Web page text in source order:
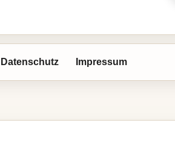
Datenschutz Impressum